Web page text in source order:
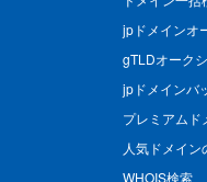
jpドメインオ
gTLDオーク
jpドメインバ
プレミアムド
人気ドメイン
WHOIS検索